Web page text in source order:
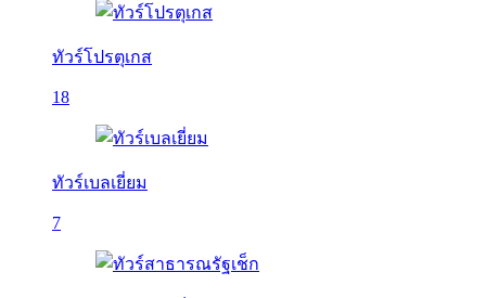
ทัวร์โปรตุเกส
18
ทัวร์เบลเยี่ยม
7